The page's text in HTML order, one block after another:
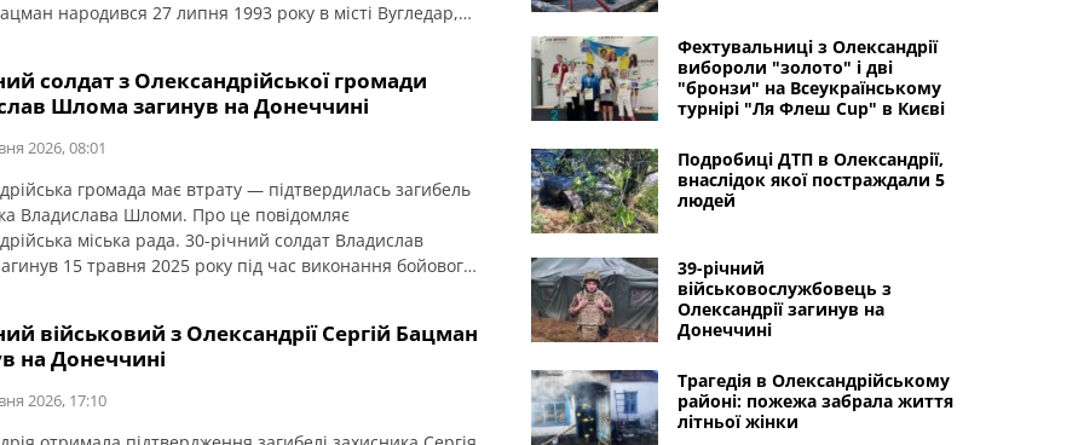
народився 27 липня 1993 року в місті Вугледар,
машиніст електровоза. Життя
Сергія на […]
солдат з Олександрійської громади
Шлома загинув на Донеччині
2026, 08:01
громада має втрату — підтвердилась загибель
Владислава Шломи. Про це повідомляє
міська рада. 30-річний солдат Владислав
15 травня 2025 року під час виконання бойового
близьким.
військовий з Олександрії Сергій Бацман
на Донеччині
2026, 17:10
Фехтувальниці з Олександрії
вибороли "золото" і дві
"бронзи" на Всеукраїнському
турнірі "Ля Флеш Cup" в Києві
Подробиці ДТП в Олександрії,
внаслідок якої постраждали 5
людей
39-річний
військовослужбовець з
Олександрії загинув на
Донеччині
Трагедія в Олександрійському
районі: пожежа забрала життя
літньої жінки